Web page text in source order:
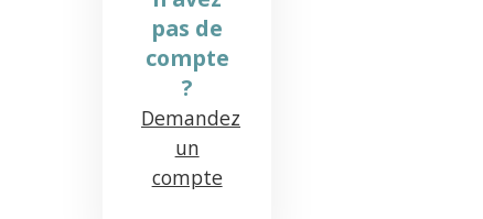
pas de
compte
?
Demandez
un
compte